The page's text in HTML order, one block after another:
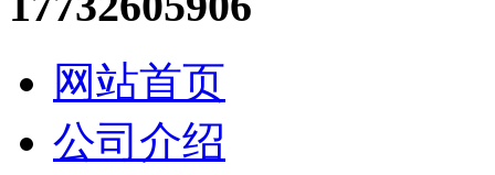
网站首页
公司介绍